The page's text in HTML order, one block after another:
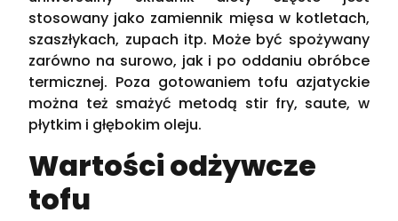
stosowany jako zamiennik mięsa w kotletach,
szaszłykach, zupach itp. Może być spożywany
zarówno na surowo, jak i po oddaniu obróbce
termicznej. Poza gotowaniem tofu azjatyckie
można też smażyć metodą stir fry, saute, w
płytkim i głębokim oleju.
Wartości odżywcze
tofu